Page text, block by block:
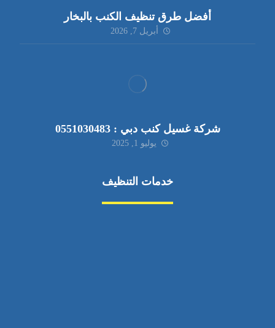
أفضل طرق تنظيف الكنب بالبخار
أبريل 7, 2026
شركة غسيل كنب دبي : 0551030483
يوليو 1, 2025
خدمات التنظيف